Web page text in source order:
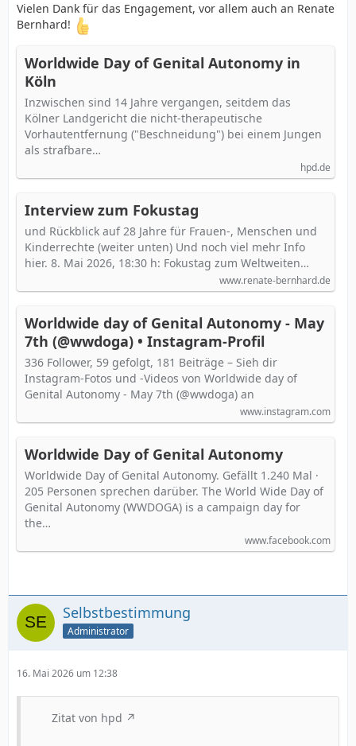
Vielen Dank für das Engagement, vor allem auch an Renate
Bernhard!
Worldwide Day of Genital Autonomy in
Köln
Inzwischen sind 14 Jahre vergangen, seitdem das
Kölner Landgericht die nicht-therapeutische
Vorhautentfernung ("Beschneidung") bei einem Jungen
als strafbare…
hpd.de
Interview zum Fokustag
und Rückblick auf 28 Jahre für Frauen-, Menschen und
Kinderrechte (weiter unten) Und noch viel mehr Info
hier. 8. Mai 2026, 18:30 h: Fokustag zum Weltweiten…
www.renate-bernhard.de
Worldwide day of Genital Autonomy - May
7th (@wwdoga) • Instagram-Profil
336 Follower, 59 gefolgt, 181 Beiträge – Sieh dir
Instagram-Fotos und -Videos von Worldwide day of
Genital Autonomy - May 7th (@wwdoga) an
www.instagram.com
Worldwide Day of Genital Autonomy
Worldwide Day of Genital Autonomy. Gefällt 1.240 Mal ·
205 Personen sprechen darüber. The World Wide Day of
Genital Autonomy (WWDOGA) is a campaign day for
the…
www.facebook.com
Selbstbestimmung
Administrator
16. Mai 2026 um 12:38
Zitat von hpd